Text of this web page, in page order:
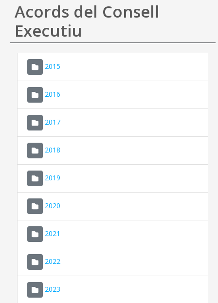
Ajuda
Acords del Consell
Executiu
2015
2016
2017
2018
2019
2020
2021
2022
2023